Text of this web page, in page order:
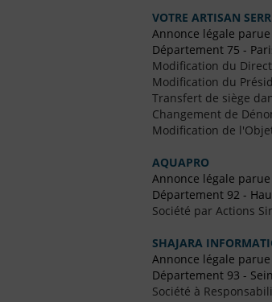
VOTRE ARTISAN
Annonce légale
Département 75 -
Modification du
Modification du
Transfert de siège
Changement de
Modification de
AQUAPRO
Annonce légale
Département 92 -
Société par Actions
SHAJARA
Annonce légale
Département 93 -
Société à